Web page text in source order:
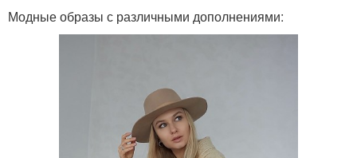
Модные образы с различными дополнениями: